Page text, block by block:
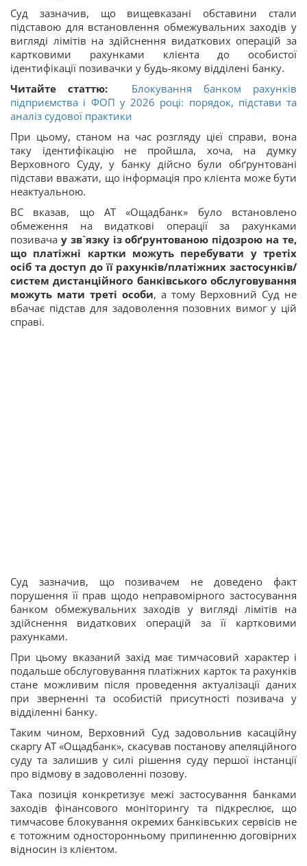
Суд зазначив, що вищевказані обставини стали
підставою для встановлення обмежувальних заходів у
вигляді лімітів на здійснення видаткових операцій за
картковими рахунками клієнта до особистої
ідентифікації позивачки у будь-якому відділені банку.
Читайте статтю:
Блокування банком рахунків
підприємства і ФОП у 2026 році: порядок, підстави та
аналіз судової практики
При цьому, станом на час розгляду цієї справи, вона
таку ідентифікацію не пройшла, хоча, на думку
Верховного Суду, у банку дійсно були обґрунтовані
підстави вважати, що інформація про клієнта може бути
неактуальною.
ВС вказав, що АТ «Ощадбанк» було встановлено
обмеження на видаткові операції за рахунками
позивача у зв`язку із обґрунтованою підозрою на те,
що платіжні картки можуть перебувати у третіх
осіб та доступ до її рахунків/платіжних застосунків/
систем дистанційного банківського обслуговування
можуть мати треті особи, а тому Верховний Суд не
вбачає підстав для задоволення позовних вимог у цій
справі.
Суд зазначив, що позивачем не доведено факт
порушення її прав щодо неправомірного застосування
банком обмежувальних заходів у вигляді лімітів на
здійснення видаткових операцій за її картковими
рахунками.
При цьому вказаний захід має тимчасовий характер і
подальше обслуговування платіжних карток та рахунків
стане можливим після проведення актуалізації даних
при зверненні та особистій присутності позивача у
відділенні банку.
Таким чином, Верховний Суд задовольнив касаційну
скаргу АТ «Ощадбанк», скасував постанову апеляційного
суду та залишив у силі рішення суду першої інстанції
про відмову в задоволенні позову.
Така позиція конкретизує межі застосування банками
заходів фінансового моніторингу та підкреслює, що
тимчасове блокування окремих банківських сервісів не
є тотожним односторонньому припиненню договірних
відносин із клієнтом.